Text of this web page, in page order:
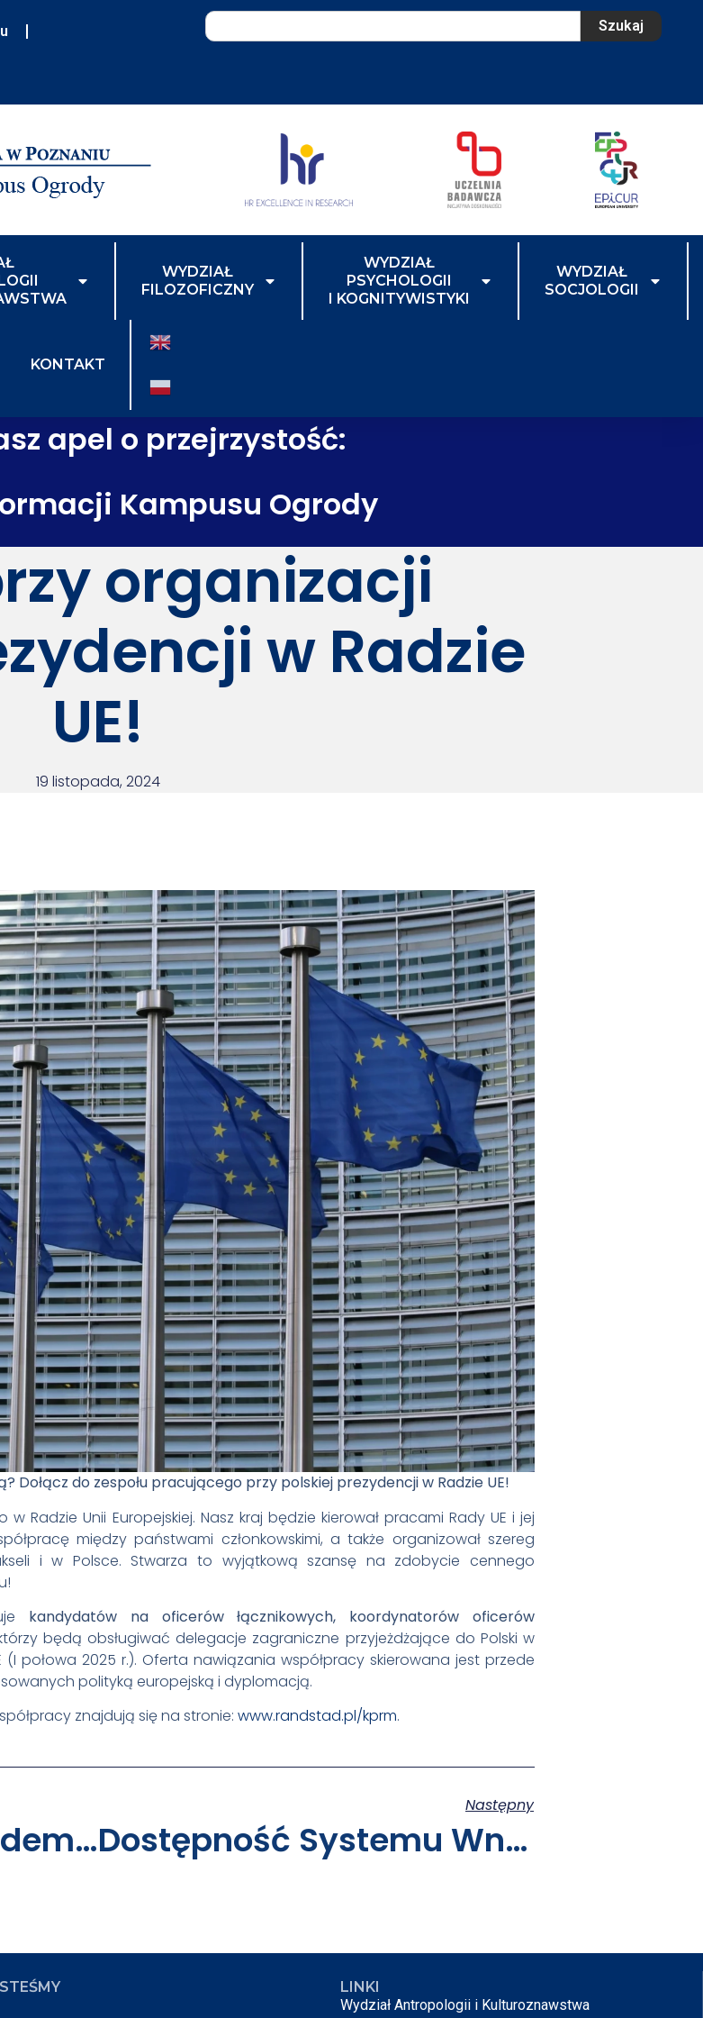
Szukaj
WYDZIAŁ
FILOZOFICZNY
WYDZIAŁ
PSYCHOLOGII
I KOGNITYWISTYKI
WYDZIAŁ
SOCJOLOGII
KONTAKT
apel o przejrzystość:
Kampusu Ogrody
organizacji
w Radzie
UE!
19 listopada, 2024
do zespołu pracującego przy polskiej prezydencji w Radzie UE!
Radzie Unii Europejskiej. Nasz kraj będzie kierował pracami Rady UE i jej
między państwami członkowskimi, a także organizował szereg
i w Polsce. Stwarza to wyjątkową szansę na zdobycie cennego
kandydatów na oficerów łącznikowych, koordynatorów oficerów
będą obsługiwać delegacje zagraniczne przyjeżdżające do Polski w
połowa 2025 r.). Oferta nawiązania współpracy skierowana jest przede
polityką europejską i dyplomacją.
znajdują się na stronie: www.randstad.pl/kprm.
Santander Open Academy. 150 000 Bezpłatnych Miejsc Na Szkolenie Językowe!
Następny
Dostępność Systemu Wnioskowania ID-UB Proposals
LINKI
Wydział Antropologii i Kulturoznawstwa